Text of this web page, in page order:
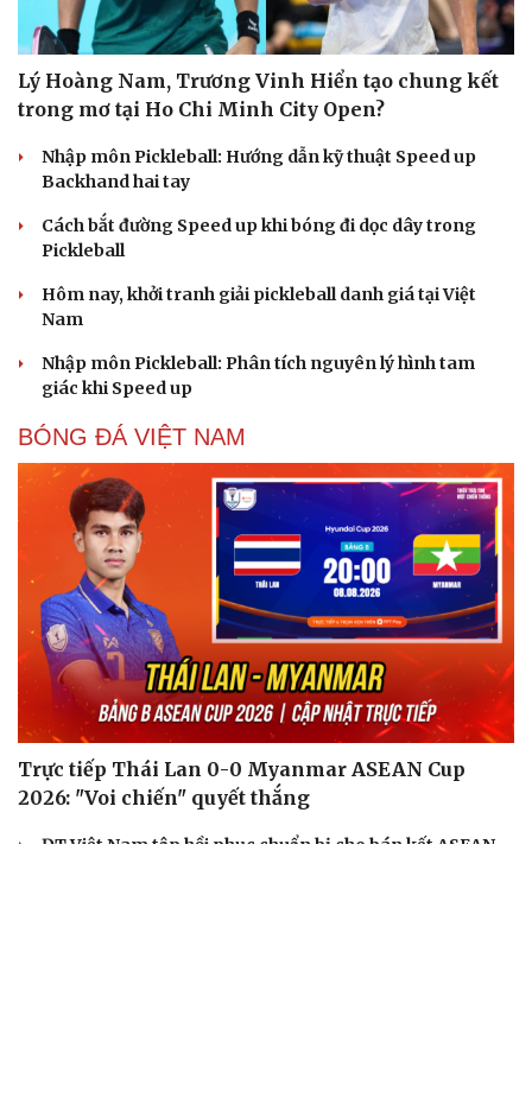
Lý Hoàng Nam, Trương Vinh Hiển tạo chung kết
trong mơ tại Ho Chi Minh City Open?
Nhập môn Pickleball: Hướng dẫn kỹ thuật Speed up
Backhand hai tay
Cách bắt đường Speed up khi bóng đi dọc dây trong
Pickleball
Hôm nay, khởi tranh giải pickleball danh giá tại Việt
Nam
Nhập môn Pickleball: Phân tích nguyên lý hình tam
giác khi Speed up
BÓNG ĐÁ VIỆT NAM
Trực tiếp Thái Lan 0-0 Myanmar ASEAN Cup
2026: "Voi chiến" quyết thắng
ĐT Việt Nam tập hồi phục chuẩn bị cho bán kết ASEAN